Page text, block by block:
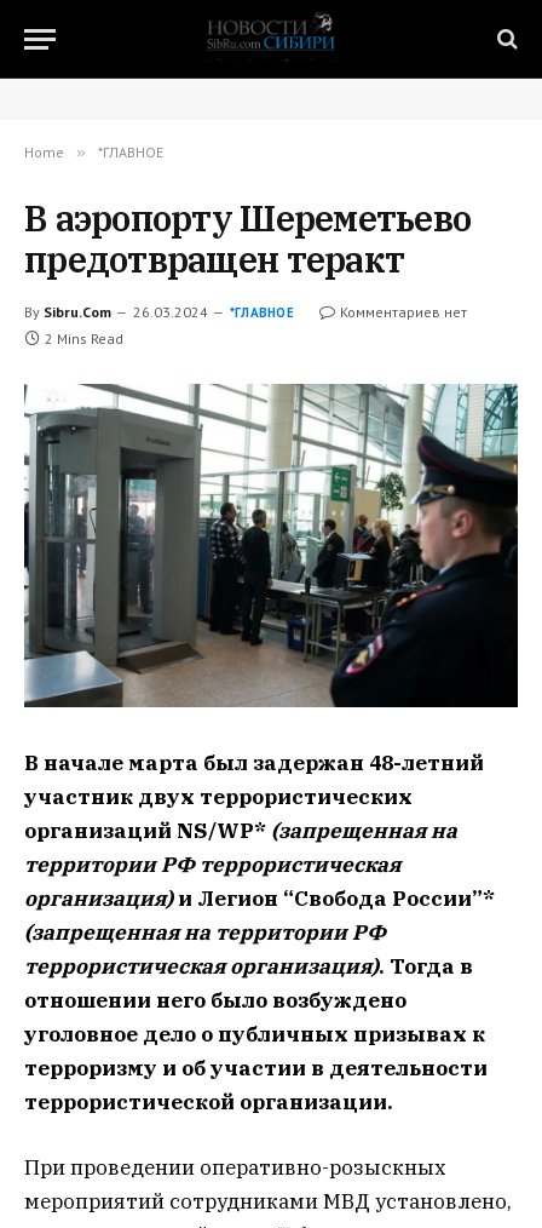
Home » *ГЛАВНОЕ
В аэропорту Шереметьево
предотвращен теракт
By Sibru.Com 26.03.2024 *ГЛАВНОЕ
Комментариев нет
2 Mins Read
В начале марта был задержан 48-летний
участник двух террористических
организаций NS/WP* (запрещенная на
территории РФ террористическая
организация)и Легион “Свобода России”*
(запрещенная на территории РФ
террористическая организация). Тогда в
отношении него было возбуждено
уголовное дело о публичных призывах к
терроризму и об участии в деятельности
террористической организации.
При проведении оперативно-розыскных
мероприятий сотрудниками МВД установлено,